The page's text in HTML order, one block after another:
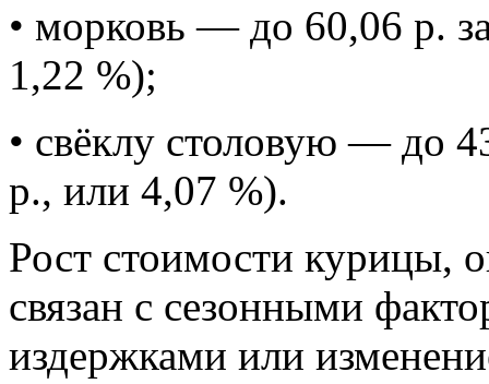
• морковь — до 60,06 р.
1,22 %);
• свёклу столовую — до
р., или 4,07 %).
Рост стоимости курицы,
связан с сезонными
издержками или